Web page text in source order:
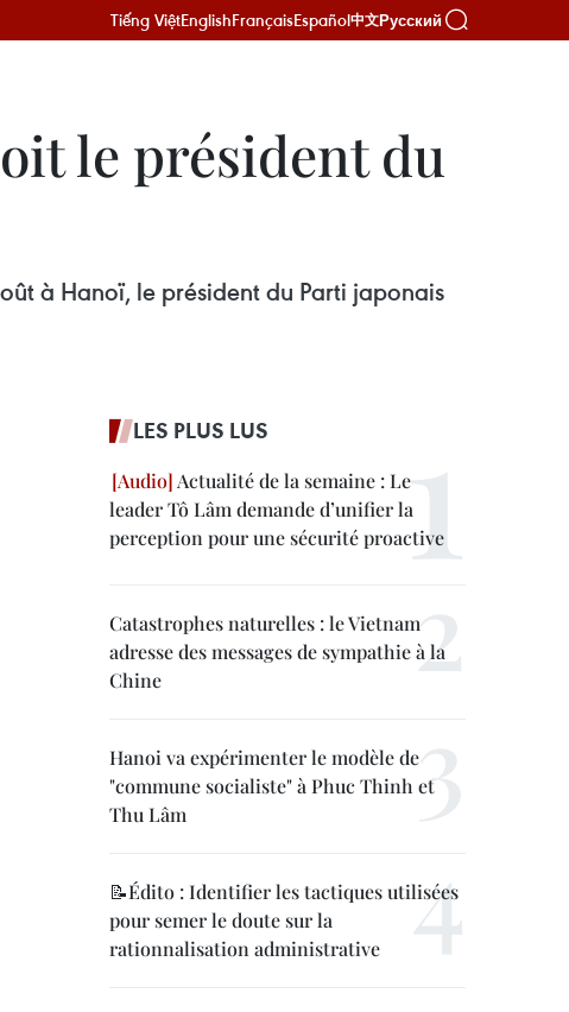
Tiếng ViệtEnglishFrançaisEspañol中文Русский
le président du
à Hanoï, le président du Parti japonais
LES PLUS LUS
Actualité de la semaine : Le
leader Tô Lâm demande d’unifier la
perception pour une sécurité proactive
Catastrophes naturelles : le Vietnam
adresse des messages de sympathie à la
Chine
Hanoi va expérimenter le modèle de
"commune socialiste" à Phuc Thinh et
Thu Lâm
📝Édito : Identifier les tactiques utilisées
pour semer le doute sur la
rationnalisation administrative